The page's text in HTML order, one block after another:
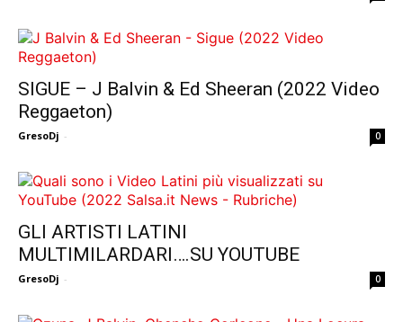
SIGUE – J Balvin & Ed Sheeran (2022 Video
Reggaeton)
GresoDj - 0
GLI ARTISTI LATINI
MULTIMILARDARI….SU YOUTUBE
GresoDj - 0